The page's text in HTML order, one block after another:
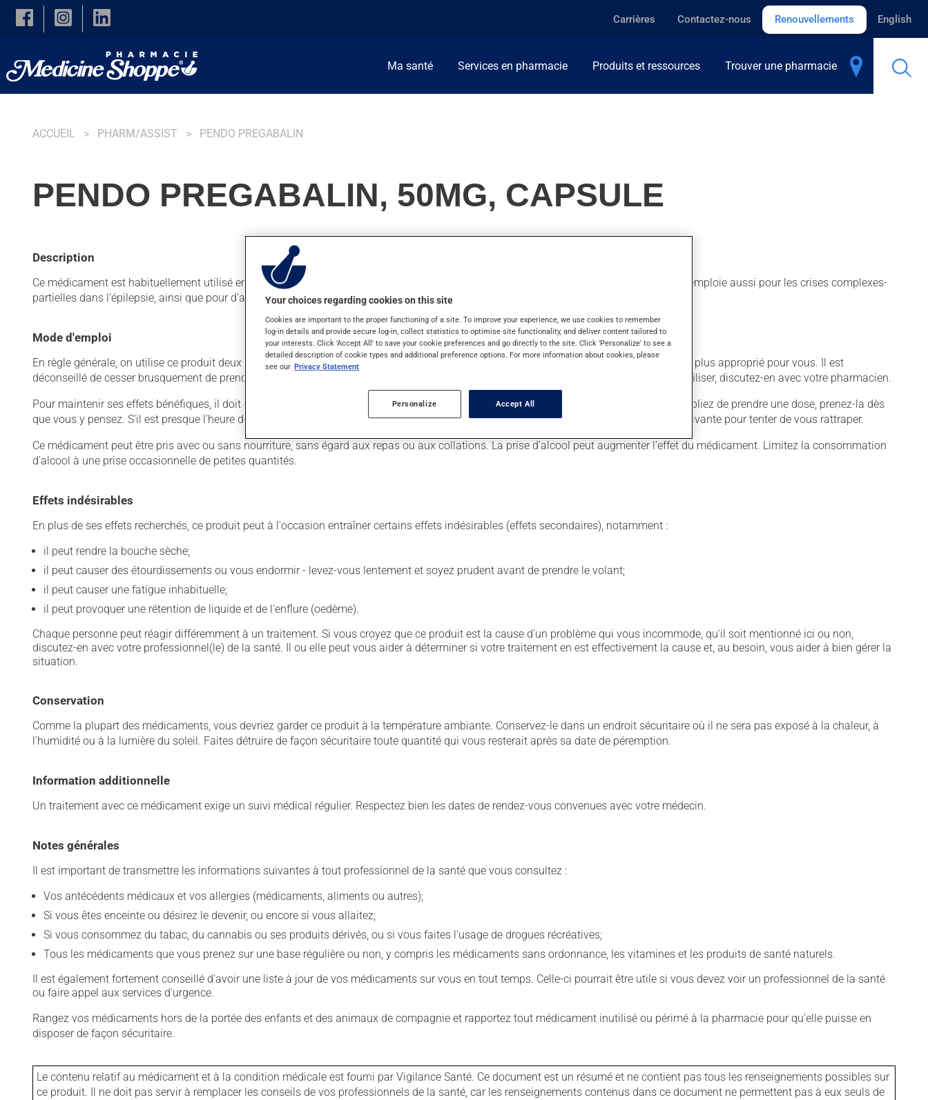
Skip to main content
Carrières Contactez-nous Renouvellements English
Ma santé Services en pharmacie Produits et ressources Trouver une pharmacie
ACCUEIL PHARM/ASSIST PENDO PREGABALIN
PENDO PREGABALIN, 50MG, CAPSULE
Description
Ce médicament est habituellement utilisé en appoint dans le traitement de la douleur ou pour la neuropathie causée par le diabète. On l'emploie aussi pour les crises complexes-
partielles dans l'épilepsie, ainsi que pour d'autres indications.
Mode d'emploi
En règle générale, on utilise ce produit deux fois par jour. Il est possible que votre pharmacien vous ait indiqué un horaire différent qui est plus approprié pour vous. Il est
déconseillé de cesser brusquement de prendre ce produit, surtout s'il a été utilisé durant plusieurs semaines. Si vous voulez cesser de l'utiliser, discutez-en avec votre pharmacien.
Pour maintenir ses effets bénéfiques, il doit être utilisé de façon régulière et continue. Assurez-vous de ne jamais en manquer. Si vous oubliez de prendre une dose, prenez-la dès
que vous y pensez. S'il est presque l'heure de votre dose suivante, laissez simplement tomber la dose oubliée. Ne doublez pas la dose suivante pour tenter de vous rattraper.
Ce médicament peut être pris avec ou sans nourriture, sans égard aux repas ou aux collations. La prise d'alcool peut augmenter l'effet du médicament. Limitez la consommation
d'alcool à une prise occasionnelle de petites quantités.
Effets indésirables
En plus de ses effets recherchés, ce produit peut à l'occasion entraîner certains effets indésirables (effets secondaires), notamment :
il peut rendre la bouche sèche;
il peut causer des étourdissements ou vous endormir - levez-vous lentement et soyez prudent avant de prendre le volant;
il peut causer une fatigue inhabituelle;
il peut provoquer une rétention de liquide et de l'enflure (oedème).
Chaque personne peut réagir différemment à un traitement. Si vous croyez que ce produit est la cause d'un problème qui vous incommode, qu'il soit mentionné ici ou non,
discutez-en avec votre professionnel(le) de la santé. Il ou elle peut vous aider à déterminer si votre traitement en est effectivement la cause et, au besoin, vous aider à bien gérer la
situation.
Conservation
Comme la plupart des médicaments, vous devriez garder ce produit à la température ambiante. Conservez-le dans un endroit sécuritaire où il ne sera pas exposé à la chaleur, à
l'humidité ou à la lumière du soleil. Faites détruire de façon sécuritaire toute quantité qui vous resterait après sa date de péremption.
Information additionnelle
Un traitement avec ce médicament exige un suivi médical régulier. Respectez bien les dates de rendez-vous convenues avec votre médecin.
Notes générales
Il est important de transmettre les informations suivantes à tout professionnel de la santé que vous consultez :
Vos antécédents médicaux et vos allergies (médicaments, aliments ou autres);
Si vous êtes enceinte ou désirez le devenir, ou encore si vous allaitez;
Si vous consommez du tabac, du cannabis ou ses produits dérivés, ou si vous faites l'usage de drogues récréatives;
Tous les médicaments que vous prenez sur une base régulière ou non, y compris les médicaments sans ordonnance, les vitamines et les produits de santé naturels.
Il est également fortement conseillé d'avoir une liste à jour de vos médicaments sur vous en tout temps. Celle-ci pourrait être utile si vous devez voir un professionnel de la santé
ou faire appel aux services d'urgence.
Rangez vos médicaments hors de la portée des enfants et des animaux de compagnie et rapportez tout médicament inutilisé ou périmé à la pharmacie pour qu'elle puisse en
disposer de façon sécuritaire.
Le contenu relatif au médicament et à la condition médicale est fourni par Vigilance Santé. Ce document est un résumé et ne contient pas tous les renseignements possibles sur
ce produit. Il ne doit pas servir à remplacer les conseils de vos professionnels de la santé, car les renseignements contenus dans ce document ne permettent pas à eux seuls de
Your choices regarding cookies on this site
Cookies are important to the proper functioning of a site. To improve your experience, we use cookies to remember
log-in details and provide secure log-in, collect statistics to optimise site functionality, and deliver content tailored to
your interests. Click 'Accept All' to save your cookie preferences and go directly to the site. Click 'Personalize' to see a
detailed description of cookie types and additional preference options. For more information about cookies, please
see our Privacy Statement
Personalize Accept All